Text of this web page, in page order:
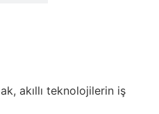
akıllı teknolojilerin iş